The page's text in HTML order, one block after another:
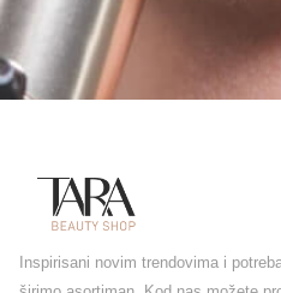
Inspirisani novim trendovima i